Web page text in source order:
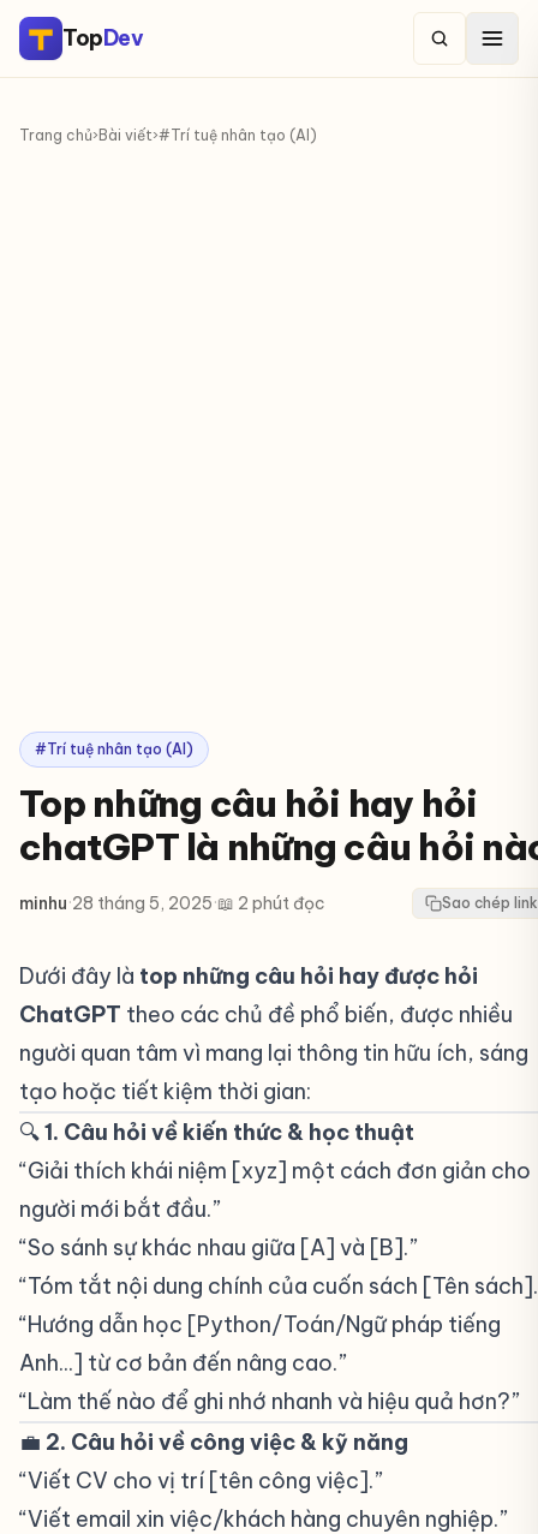
TopDev
Trang chủ› Bài viết›#Trí tuệ nhân tạo (AI)
#Trí tuệ nhân tạo (AI)
Top những câu hỏi hay hỏi
chatGPT là những câu hỏi
minhu·28 tháng 5, 2025·📖 2 phút đọc Sao chép link
Dưới đây là top những câu hỏi hay được hỏi
ChatGPT theo các chủ đề phổ biến, được nhiều
người quan tâm vì mang lại thông tin hữu ích, sáng
tạo hoặc tiết kiệm thời gian:
🔍1. Câu hỏi về kiến thức & học thuật
“Giải thích khái niệm [xyz] một cách đơn giản cho
người mới bắt đầu.”
“So sánh sự khác nhau giữa [A] và [B].”
“Tóm tắt nội dung chính của cuốn sách [Tên
“Hướng dẫn học [Python/Toán/Ngữ pháp tiếng
Anh...] từ cơ bản đến nâng cao.”
“Làm thế nào để ghi nhớ nhanh và hiệu quả hơn?”
💼 2. Câu hỏi về công việc & kỹ năng
“Viết CV cho vị trí [tên công việc].”
“Viết email xin việc/khách hàng chuyên nghiệp.”